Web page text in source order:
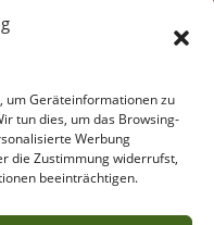
um Geräteinformationen zu
tun dies, um das Browsing-
Werbung
die Zustimmung widerrufst,
beeinträchtigen.